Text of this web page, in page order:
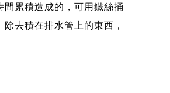
間累積造成的，可用鐵絲捅
除去積在排水管上的東西，